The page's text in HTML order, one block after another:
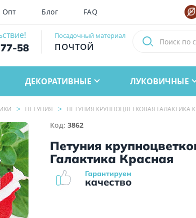
Опт Блог FAQ
58
Посадочный материал
ПОЧТОЙ
ДЕКОРАТИВНЫЕ ЛУКОВИЧНЫЕ
ПЕТУНИЯ ПЕТУНИЯ КРУПНОЦВЕТКОВАЯ ГАЛАКТИКА
Код:3862
Петуния
Галактика Красная
Гарантируем
качество